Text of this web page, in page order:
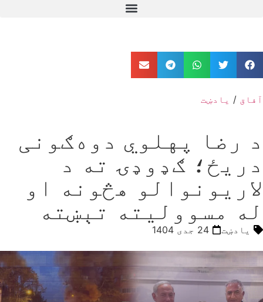
آفاق / یادښت
د رضا پهلوي دوه‌ګونی
دریځ؛ ګډوډۍ ته د
لاریونوالو هڅونه او
له مسوولیته تېښته
یادښت 24 جدی 1404